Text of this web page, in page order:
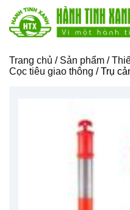
Trang chủ / Sản phẩm /
Cọc tiêu giao thông / Trụ